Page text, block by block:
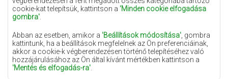
cookie-kat telepítsük, kattintson a 'Minden cookie elfogadása
gombra'
Abban az esetben, amikor a 'Beállítások módosítása' , gombra
kattintunk, ha a beállítások megfelelnek az Ön preferenciáinak,
akkor a cookie-k végberendezésen történő telepítéséhez való
hozzájárulásához az Ön által kívánt mértékben kattintson a
'Mentés és elfogadás-ra'
Rózsaszín szőnyegek
Terrakotta szőnyegek
Zöld szőnyegek
Arany szőnyegek